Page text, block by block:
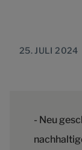
25. JULI 2024
- Neu